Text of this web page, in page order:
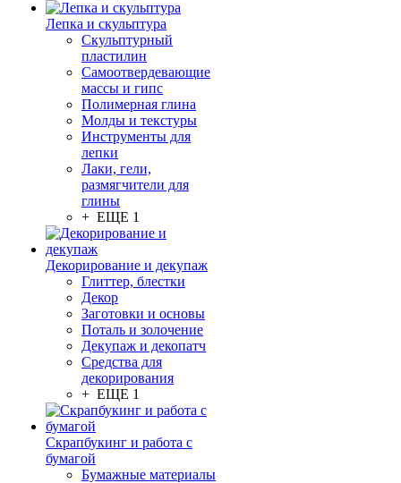
Лепка и скульптура
Скульптурный
пластилин
Самоотвердевающие
массы и гипс
Полимерная глина
Молды и текстуры
Инструменты для
лепки
Лаки, гели,
размягчители для
глины
+ ЕЩЕ 1
Декорирование и декупаж
Глиттер, блестки
Декор
Заготовки и основы
Поталь и золочение
Декупаж и декопатч
Средства для
декорирования
+ ЕЩЕ 1
Скрапбукинг и работа с
бумагой
Бумажные материалы